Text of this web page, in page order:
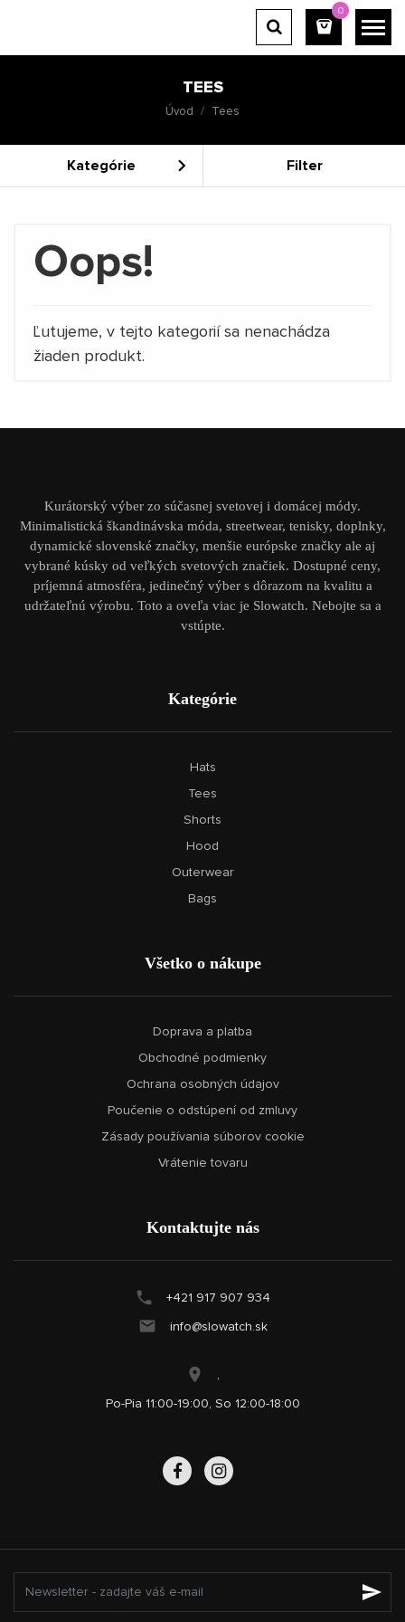
0
TEES
Úvod Tees
Kategórie Filter
Oops!
Ľutujeme, v tejto kategorií sa nenachádza
žiaden produkt.
Kurátorský výber zo súčasnej svetovej i domácej módy.
Minimalistická škandinávska móda, streetwear, tenisky, doplnky,
dynamické slovenské značky, menšie európske značky ale aj
vybrané kúsky od veľkých svetových značiek. Dostupné ceny,
príjemná atmosféra, jedinečný výber s dôrazom na kvalitu a
udržateľnú výrobu. Toto a oveľa viac je Slowatch. Nebojte sa a
vstúpte.
Kategórie
Hats
Tees
Shorts
Hood
Outerwear
Bags
Všetko o nákupe
Doprava a platba
Obchodné podmienky
Ochrana osobných údajov
Poučenie o odstúpení od zmluvy
Zásady používania súborov cookie
Vrátenie tovaru
Kontaktujte nás
+421 917 907 934
info@slowatch.sk
,
Po-Pia 11:00-19:00, So 12:00-18:00
send